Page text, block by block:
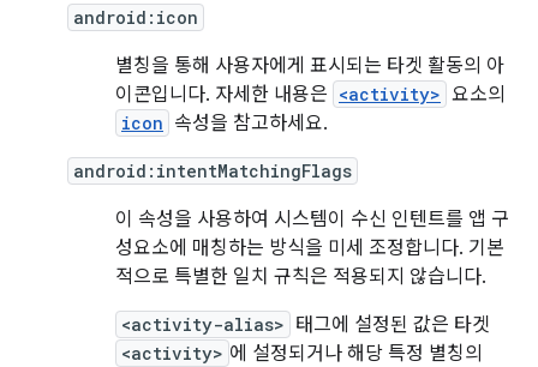
android:icon
별칭을 통해 사용자에게 표시되는 타겟 활동의 아
이콘입니다. 자세한 내용은 <activity> 요소의
icon 속성을 참고하세요.
android:intentMatchingFlags
이 속성을 사용하여 시스템이 수신 인텐트를 앱 구
성요소에 매칭하는 방식을 미세 조정합니다. 기본
적으로 특별한 일치 규칙은 적용되지 않습니다.
<activity-alias> 태그에 설정된 값은 타겟
<activity> 에 설정되거나 해당 특정 별칭의